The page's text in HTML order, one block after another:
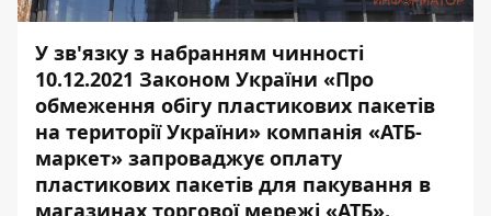
У зв'язку з набранням чинності
10.12.2021 Законом України «Про
обмеження обігу пластикових пакетів
на території України» компанія «АТБ-
маркет» запроваджує оплату
пластикових пакетів для пакування в
магазинах торгової мережі «АТБ».